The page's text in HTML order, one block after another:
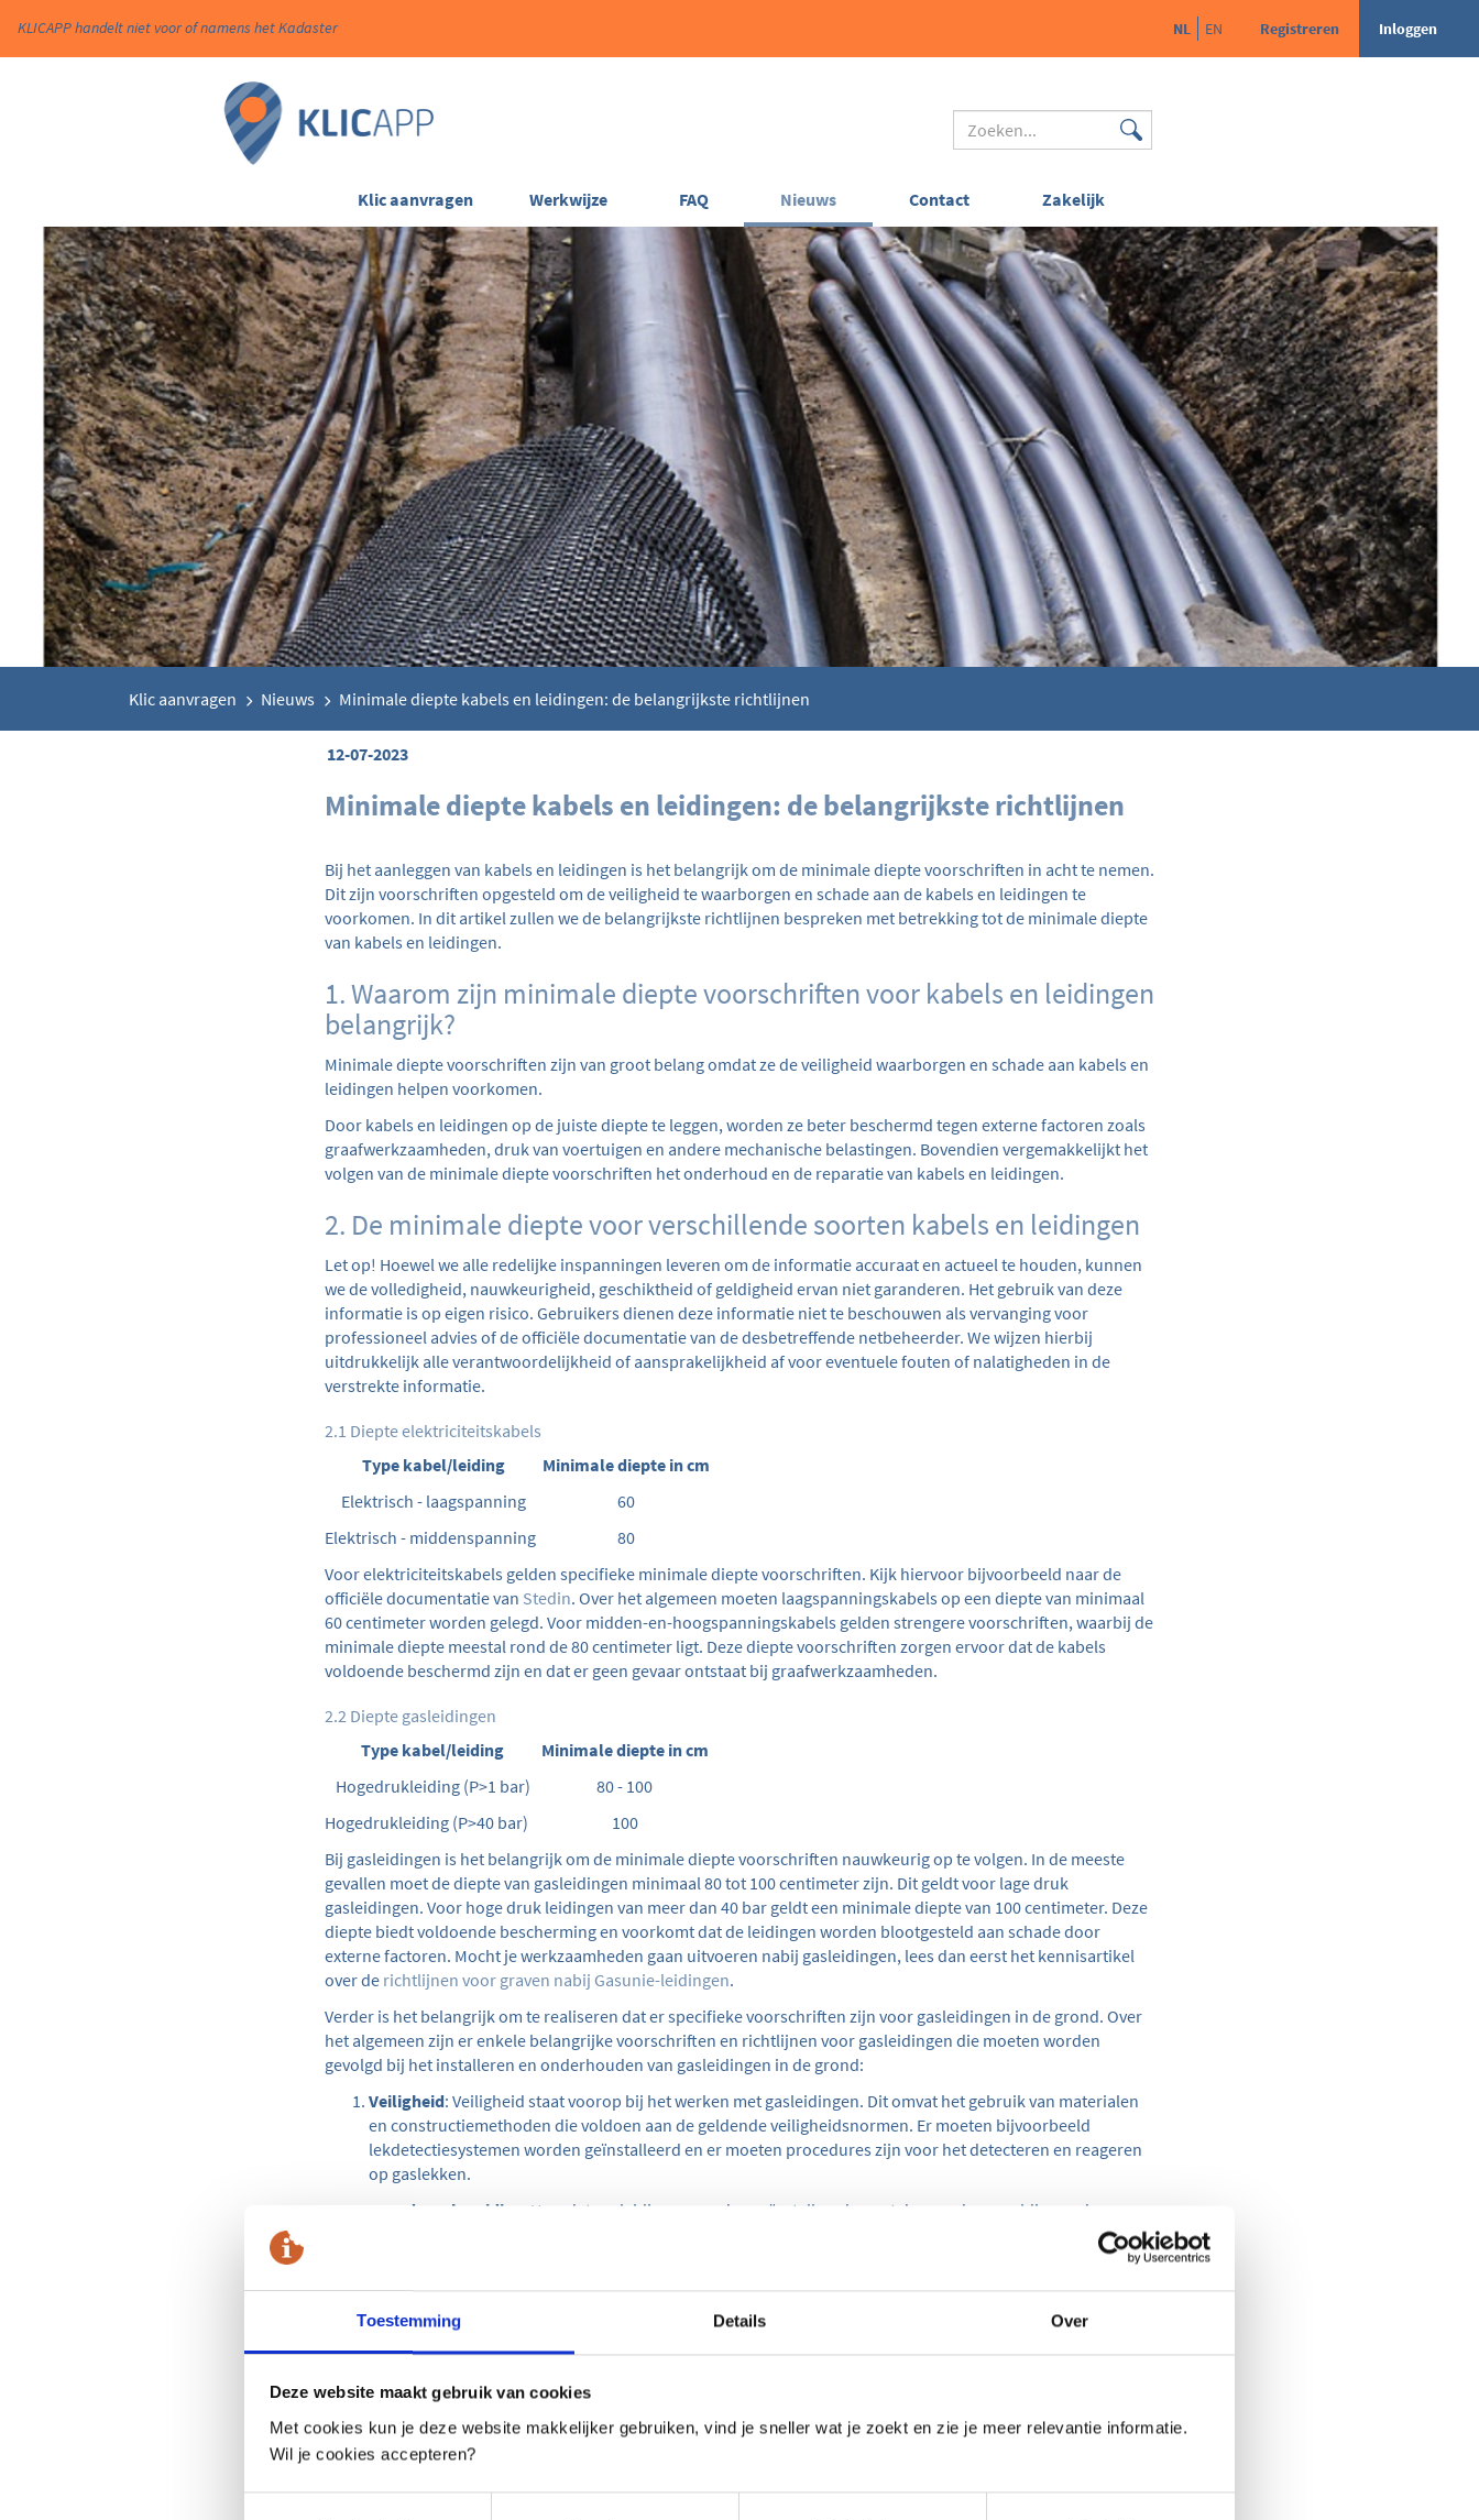
Toestemming Details Over
Deze website maakt gebruik van cookies
Met cookies kun je deze website makkelijker gebruiken, vind je sneller wat je zoekt en zie je meer relevantie informatie.
Wil je cookies accepteren?
KLICAPP handelt niet voor of namens het Kadaster Registreren Inloggen
NL EN
Klic aanvragen Werkwijze FAQ Nieuws Contact Zakelijk
Klic aanvragen Nieuws Minimale diepte kabels en leidingen: de belangrijkste richtlijnen
12-07-2023
Minimale diepte kabels en leidingen: de belangrijkste richtlijnen
Bij het aanleggen van kabels en leidingen is het belangrijk om de minimale diepte voorschriften in acht te nemen.
Dit zijn voorschriften opgesteld om de veiligheid te waarborgen en schade aan de kabels en leidingen te
voorkomen. In dit artikel zullen we de belangrijkste richtlijnen bespreken met betrekking tot de minimale diepte
van kabels en leidingen.
1. Waarom zijn minimale diepte voorschriften voor kabels en leidingen
belangrijk?
Minimale diepte voorschriften zijn van groot belang omdat ze de veiligheid waarborgen en schade aan kabels en
leidingen helpen voorkomen.
Door kabels en leidingen op de juiste diepte te leggen, worden ze beter beschermd tegen externe factoren zoals
graafwerkzaamheden, druk van voertuigen en andere mechanische belastingen. Bovendien vergemakkelijkt het
volgen van de minimale diepte voorschriften het onderhoud en de reparatie van kabels en leidingen.
2. De minimale diepte voor verschillende soorten kabels en leidingen
Let op! Hoewel we alle redelijke inspanningen leveren om de informatie accuraat en actueel te houden, kunnen
we de volledigheid, nauwkeurigheid, geschiktheid of geldigheid ervan niet garanderen. Het gebruik van deze
informatie is op eigen risico. Gebruikers dienen deze informatie niet te beschouwen als vervanging voor
professioneel advies of de officiële documentatie van de desbetreffende netbeheerder. We wijzen hierbij
uitdrukkelijk alle verantwoordelijkheid of aansprakelijkheid af voor eventuele fouten of nalatigheden in de
verstrekte informatie.
2.1 Diepte elektriciteitskabels
Type kabel/leiding
Minimale diepte in cm
Elektrisch - laagspanning
60
Elektrisch - middenspanning
80
Voor elektriciteitskabels gelden specifieke minimale diepte voorschriften. Kijk hiervoor bijvoorbeeld naar de
officiële documentatie van Stedin. Over het algemeen moeten laagspanningskabels op een diepte van minimaal
60 centimeter worden gelegd. Voor midden-en-hoogspanningskabels gelden strengere voorschriften, waarbij de
minimale diepte meestal rond de 80 centimeter ligt. Deze diepte voorschriften zorgen ervoor dat de kabels
voldoende beschermd zijn en dat er geen gevaar ontstaat bij graafwerkzaamheden.
2.2 Diepte gasleidingen
Type kabel/leiding
Minimale diepte in cm
Hogedrukleiding (P>1 bar)
80 - 100
Hogedrukleiding (P>40 bar)
100
Bij gasleidingen is het belangrijk om de minimale diepte voorschriften nauwkeurig op te volgen. In de meeste
gevallen moet de diepte van gasleidingen minimaal 80 tot 100 centimeter zijn. Dit geldt voor lage druk
gasleidingen. Voor hoge druk leidingen van meer dan 40 bar geldt een minimale diepte van 100 centimeter. Deze
diepte biedt voldoende bescherming en voorkomt dat de leidingen worden blootgesteld aan schade door
externe factoren. Mocht je werkzaamheden gaan uitvoeren nabij gasleidingen, lees dan eerst het kennisartikel
over de richtlijnen voor graven nabij Gasunie-leidingen.
Verder is het belangrijk om te realiseren dat er specifieke voorschriften zijn voor gasleidingen in de grond. Over
het algemeen zijn er enkele belangrijke voorschriften en richtlijnen voor gasleidingen die moeten worden
gevolgd bij het installeren en onderhouden van gasleidingen in de grond:
Veiligheid: Veiligheid staat voorop bij het werken met gasleidingen. Dit omvat het gebruik van materialen
en constructiemethoden die voldoen aan de geldende veiligheidsnormen. Er moeten bijvoorbeeld
lekdetectiesystemen worden geïnstalleerd en er moeten procedures zijn voor het detecteren en reageren
op gaslekken.
Grondvoorbereiding
: Voordat gasleidingen worden geïnstalleerd, moet de grond zorgvuldig worden
voorbereid. Dit kan onder meer inhouden dat de grond wordt geëgaliseerd, vrijgemaakt van obstakels en
aanvraag van de
Markeringen en waarschuwingsborden
Gasleidingen moeten duidelijk worden gemarkeerd en
van waarschuwingsborden.
2.3 Diepte waterleidingen
Type kabel/leiding